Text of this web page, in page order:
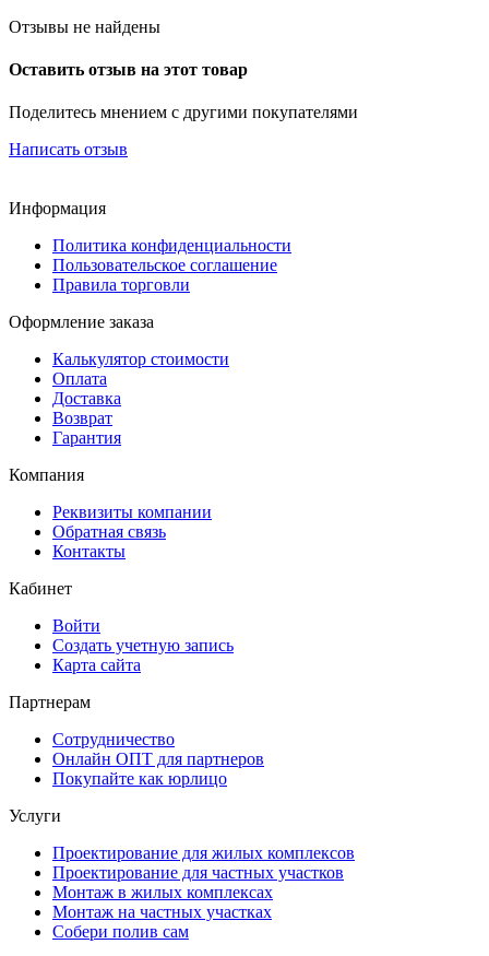
Отзывы не найдены
Оставить отзыв на этот товар
Поделитесь мнением с другими покупателями
Написать отзыв
Информация
Политика конфиденциальности
Пользовательское соглашение
Правила торговли
Оформление заказа
Калькулятор стоимости
Оплата
Доставка
Возврат
Гарантия
Компания
Реквизиты компании
Обратная связь
Контакты
Кабинет
Войти
Создать учетную запись
Карта сайта
Партнерам
Сотрудничество
Онлайн ОПТ для партнеров
Покупайте как юрлицо
Услуги
Проектирование для жилых комплексов
Проектирование для частных участков
Монтаж в жилых комплексах
Монтаж на частных участках
Собери полив сам